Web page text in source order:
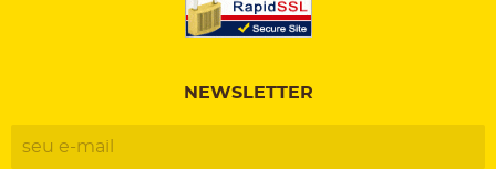
NEWSLETTER